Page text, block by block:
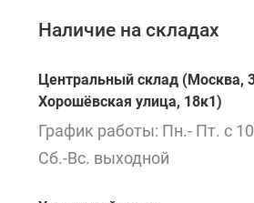
Наличие на складах
Центральный склад (Москва,
Хорошёвская улица, 18к1)
График работы: Пн.- Пт. с
Сб.-Вс. выходной